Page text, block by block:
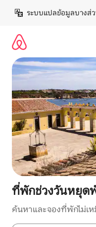
เนื้อหา
ระบบแปลข้อมูลบางส่
ที่พักช่วงวันหยุด
ค้นหาและจองที่พักไม่เห